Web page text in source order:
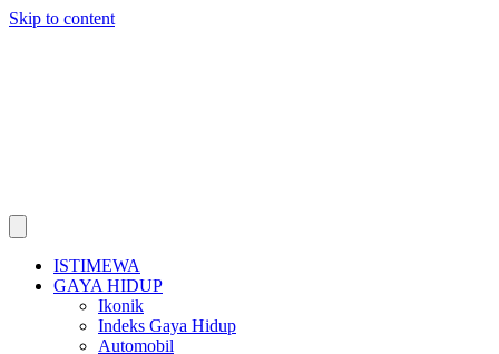
Skip to content
ISTIMEWA
GAYA HIDUP
Ikonik
Indeks Gaya Hidup
Automobil